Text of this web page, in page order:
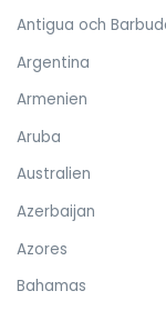
Antigua och
Argentina
Armenien
Aruba
Australien
Azerbaijan
Azores
Bahamas